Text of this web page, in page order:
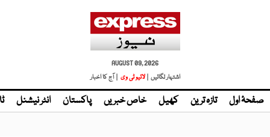
AUGUST 09, 2026
اشتہار لگائیں | لائیو ٹی وی | آج کا اخبار
صفحۂ اول تازہ ترین کھیل خاص خبریں پاکستان انٹر نیشنل